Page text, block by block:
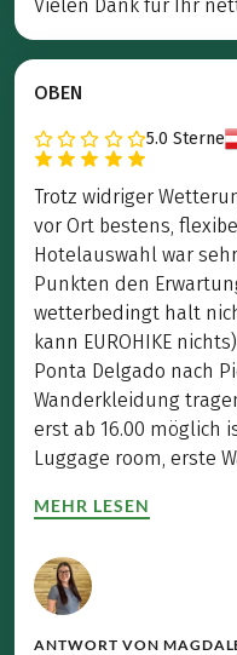
Vielen Dank für Ihr
OBEN
5.0 Sterne
Trotz widriger
vor Ort bestens,
Hotelauswahl war
Punkten den
wetterbedingt halt
kann EUROHIKE
Ponta Delgado nach
Wanderkleidung
erst ab 16.00 möglich
Luggage room, erste
MEHR LESEN
ANTWORT VON